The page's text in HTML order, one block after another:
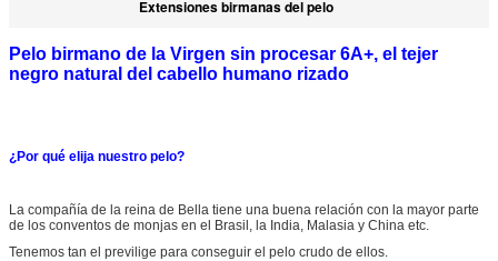
Extensiones birmanas del pelo
Pelo birmano de la Virgen sin procesar 6A+, el tejer
negro natural del cabello humano rizado
¿Por qué elija nuestro pelo?
La compañía de la reina de Bella tiene una buena relación con la mayor parte
de los conventos de monjas en el Brasil, la India, Malasia y China etc.
Tenemos tan el previlige para conseguir el pelo crudo de ellos.